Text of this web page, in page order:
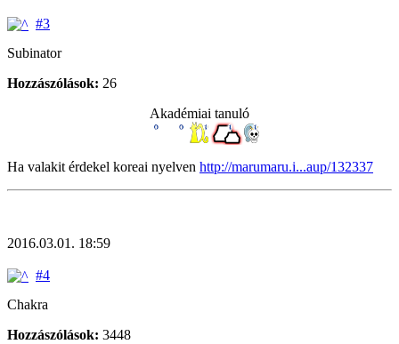
#3
Subinator
Hozzászólások: 26
Akadémiai tanuló
Ha valakit érdekel koreai nyelven http://marumaru.i...aup/132337
2016.03.01. 18:59
#4
Chakra
Hozzászólások: 3448